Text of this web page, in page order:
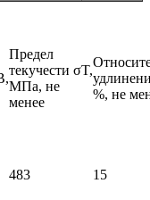
Предел
текучести σT,
МПа, не
менее
%, не
483 15